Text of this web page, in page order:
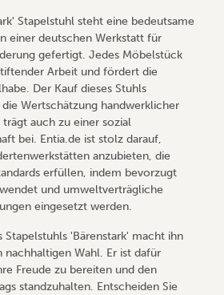
Stapelstuhl steht eine bedeutsame
einer deutschen Werkstatt für
gefertigt. Jedes Möbelstück
Arbeit und fördert die
Der Kauf dieses Stuhls
Wertschätzung handwerklicher
trägt auch zu einer sozial
bei. Entia.de ist stolz darauf,
anzubieten, die
erfüllen, indem bevorzugt
und umweltverträgliche
eingesetzt werden.
Stapelstuhls 'Bärenstark' macht ihn
Wahl. Er ist dafür
Freude zu bereiten und den
standzuhalten. Entscheiden Sie